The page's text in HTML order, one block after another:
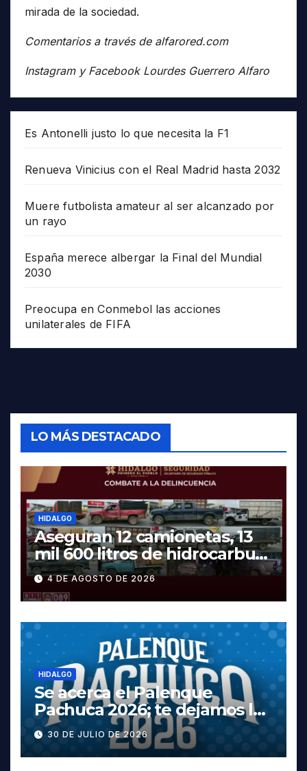
mirada de la sociedad.
Comentarios a través de alfarored.com
Instagram y Facebook Lourdes Guerrero Alfaro
Es Antonelli justo lo que necesita la F1
Renueva Vinicius con el Real Madrid hasta 2032
Muere futbolista amateur al ser alcanzado por
un rayo
España merece albergar la Final del Mundial
2030
Preocupa en Conmebol las acciones
unilaterales de FIFA
LO MÁS DESTACADO
HIDALGO
Aseguran 12 camionetas, 13
mil 600 litros de hidrocarburo
y dos vehículos robados en
Tula
4 DE AGOSTO DE 2026
HIDALGO
Se acerca el Palenque
Pachuca 2026; te dejamos la
cartelera completa, las
fechas y los precios
30 DE JULIO DE 2026